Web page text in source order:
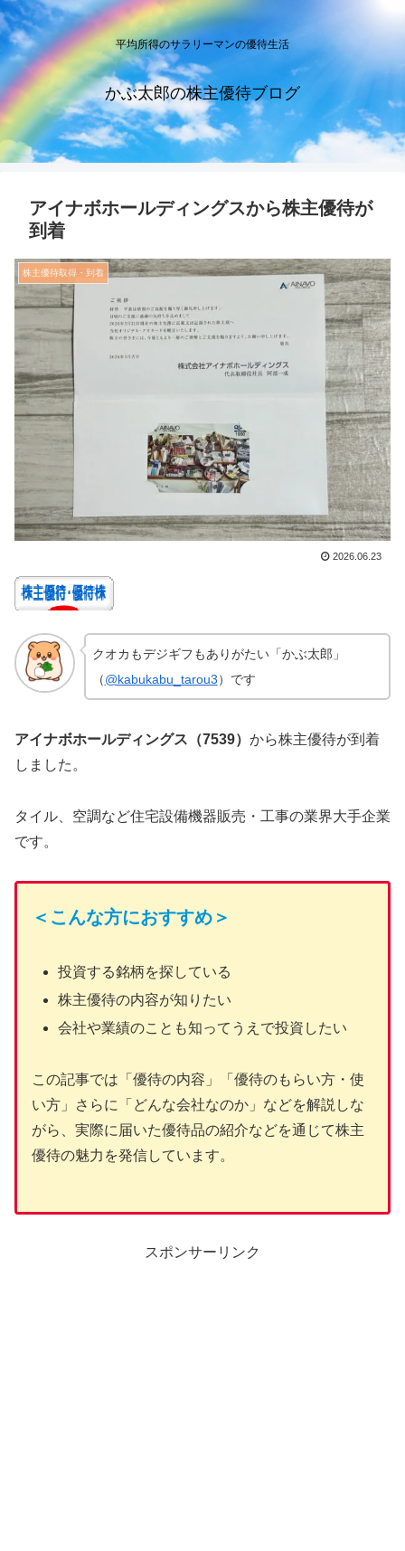
平均所得のサラリーマンの優待生活
かぶ太郎の株主優待ブログ
アイナボホールディングスから株主優待が
到着
株主優待取得・到着
2026.06.23
クオカもデジギフもありがたい「かぶ太郎」
（@kabukabu_tarou3）です
アイナボホールディングス（7539） から株主優待が到着
しました。
タイル、空調など住宅設備機器販売・工事の業界大手企業
です。
＜こんな方におすすめ＞
投資する銘柄を探している
株主優待の内容が知りたい
会社や業績のことも知ってうえで投資したい
この記事では「優待の内容」「優待のもらい方・使
い方」さらに「どんな会社なのか」などを解説しな
がら、実際に届いた優待品の紹介などを通じて株主
優待の魅力を発信しています。
スポンサーリンク